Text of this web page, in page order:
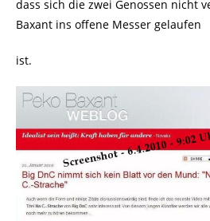
dass sich die zwei Genossen nicht
Baxant ins offene Messer gelaufen
ist.